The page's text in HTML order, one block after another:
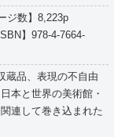
ジ数】8,223p
】978-4-7664-
蔵品、表現の不自由
本と世界の美術館・
連して巻き込まれた